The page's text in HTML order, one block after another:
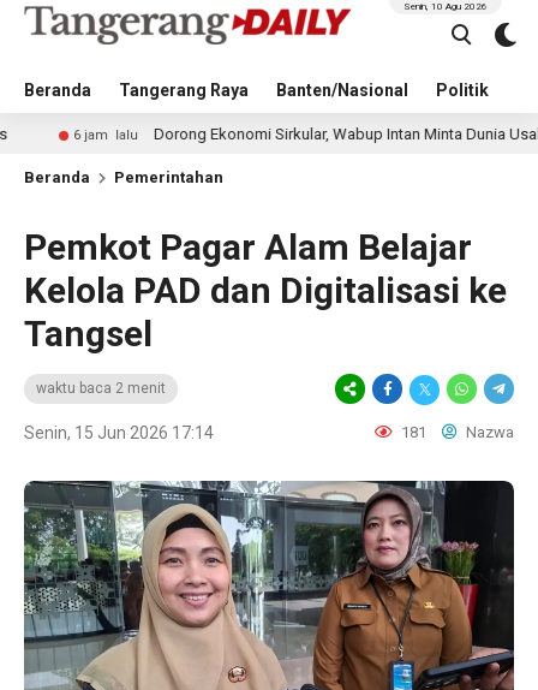
Beranda Tangerang Raya Banten/Nasional Politik
Senin, 10 Agu 2026
lalu Dorong Ekonomi Sirkular, Wabup Intan Minta Dunia Usaha
Beranda Pemerintahan
Pemkot Pagar Alam Belajar
Kelola PAD dan Digitalisasi ke
Tangsel
waktu baca 2 menit
Senin, 15 Jun 2026 17:14 181 Nazwa